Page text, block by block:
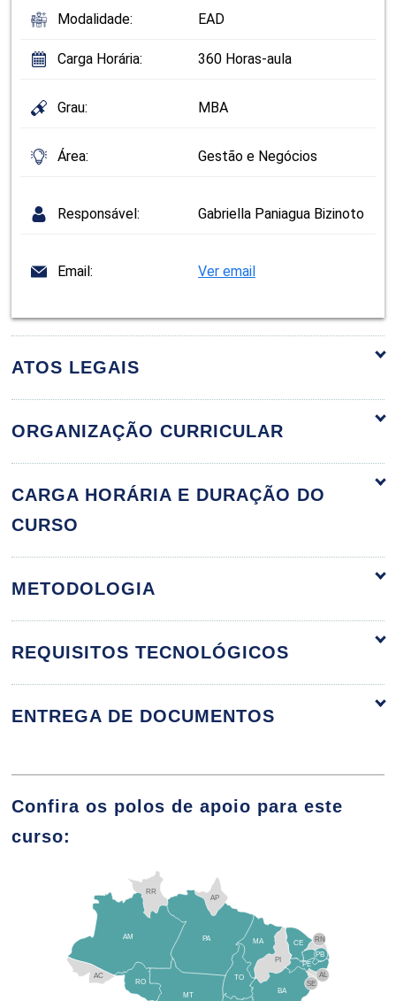
Modalidade: EAD
Carga Horária: 360 Horas-aula
Grau: MBA
Área: Gestão e Negócios
Responsável: Gabriella Paniagua Bizinoto
Email: Ver email
ATOS LEGAIS
ORGANIZAÇÃO CURRICULAR
60h
Fundamentos de Sistemas de Custeio
10h
Custeamento
Classificações Gerais de Custo I
CARGA HORÁRIA E DURAÇÃO DO
CURSO
METODOLOGIA
REQUISITOS TECNOLÓGICOS
ENTREGA DE DOCUMENTOS
Confira os polos de apoio para este
curso:
TO
BA
SE
PE
AL
RN
CE
PI
MA
AP
PA
RR
AM
AC
RO
MT
PB